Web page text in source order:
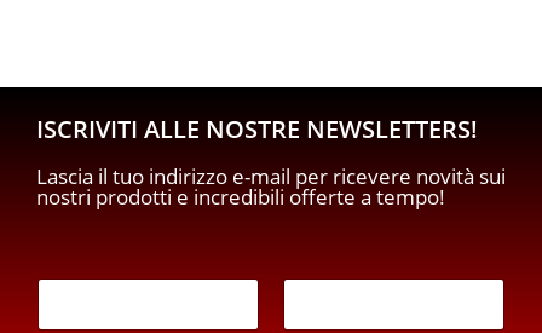
ISCRIVITI ALLE NOSTRE NEWSLETTERS!
Lascia il tuo indirizzo e-mail per ricevere novità sui
nostri prodotti e incredibili offerte a tempo!
E